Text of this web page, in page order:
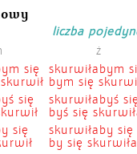
liczba
ż
się
skurwiłabym
bym się
się
skurwiłabyś się
byś się
się
skurwiłaby się
by się skurwiła